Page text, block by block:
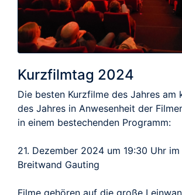
Kurzfilmtag 2024
Die besten Kurzfilme des Jahres am
des Jahres in Anwesenheit der
in einem bestechenden Programm:
21. Dezember 2024 um 19:30 Uhr im
Breitwand Gauting
Filme gehören auf die große